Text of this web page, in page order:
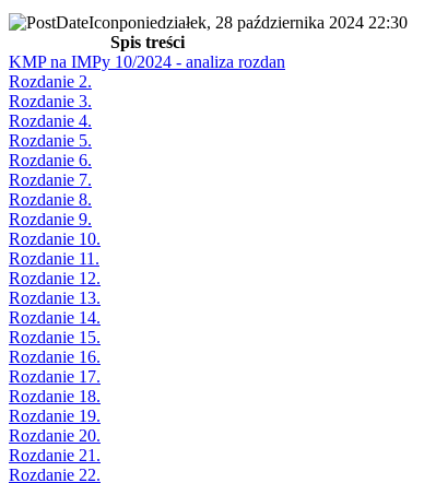
poniedziałek, 28 października 2024 22:30
Spis treści
KMP na IMPy 10/2024 - analiza rozdan
Rozdanie 2.
Rozdanie 3.
Rozdanie 4.
Rozdanie 5.
Rozdanie 6.
Rozdanie 7.
Rozdanie 8.
Rozdanie 9.
Rozdanie 10.
Rozdanie 11.
Rozdanie 12.
Rozdanie 13.
Rozdanie 14.
Rozdanie 15.
Rozdanie 16.
Rozdanie 17.
Rozdanie 18.
Rozdanie 19.
Rozdanie 20.
Rozdanie 21.
Rozdanie 22.